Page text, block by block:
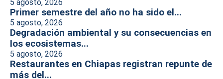
5 agosto, 2026
Primer semestre del año no ha sido el...
5 agosto, 2026
Degradación ambiental y su consecuencias en
los ecosistemas...
5 agosto, 2026
Restaurantes en Chiapas registran repunte de
más del...